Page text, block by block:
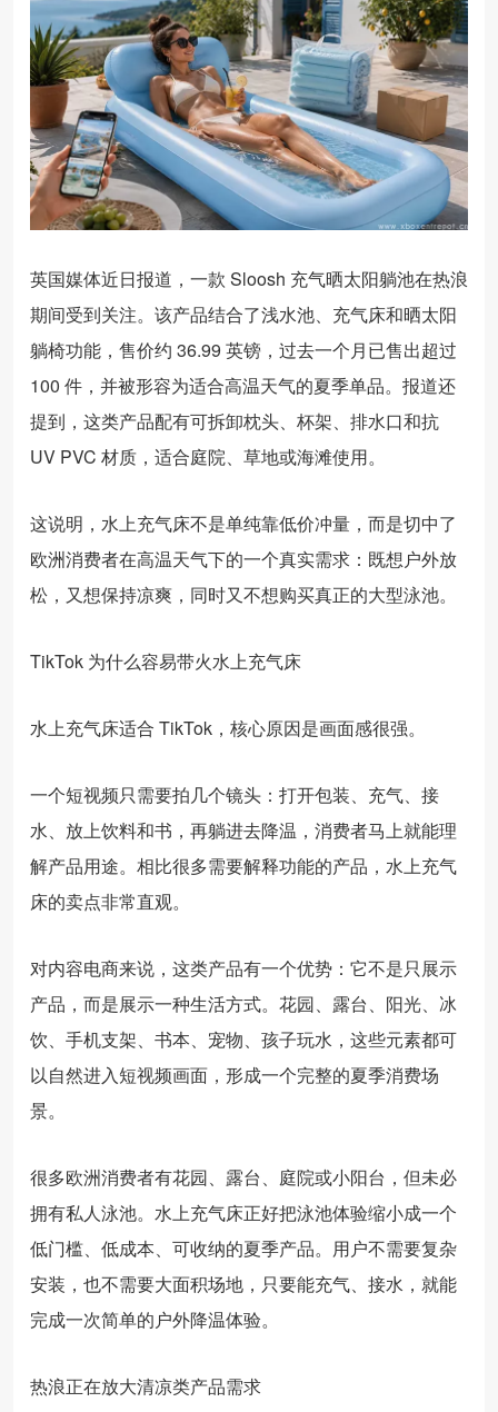
英国媒体近日报道，一款 Sloosh 充气晒太阳躺池在热浪
期间受到关注。该产品结合了浅水池、充气床和晒太阳
躺椅功能，售价约 36.99 英镑，过去一个月已售出超过
100 件，并被形容为适合高温天气的夏季单品。报道还
提到，这类产品配有可拆卸枕头、杯架、排水口和抗
UV PVC 材质，适合庭院、草地或海滩使用。
这说明，水上充气床不是单纯靠低价冲量，而是切中了
欧洲消费者在高温天气下的一个真实需求：既想户外放
松，又想保持凉爽，同时又不想购买真正的大型泳池。
TikTok 为什么容易带火水上充气床
水上充气床适合 TikTok，核心原因是画面感很强。
一个短视频只需要拍几个镜头：打开包装、充气、接
水、放上饮料和书，再躺进去降温，消费者马上就能理
解产品用途。相比很多需要解释功能的产品，水上充气
床的卖点非常直观。
对内容电商来说，这类产品有一个优势：它不是只展示
产品，而是展示一种生活方式。花园、露台、阳光、冰
饮、手机支架、书本、宠物、孩子玩水，这些元素都可
以自然进入短视频画面，形成一个完整的夏季消费场
景。
很多欧洲消费者有花园、露台、庭院或小阳台，但未必
拥有私人泳池。水上充气床正好把泳池体验缩小成一个
低门槛、低成本、可收纳的夏季产品。用户不需要复杂
安装，也不需要大面积场地，只要能充气、接水，就能
完成一次简单的户外降温体验。
热浪正在放大清凉类产品需求